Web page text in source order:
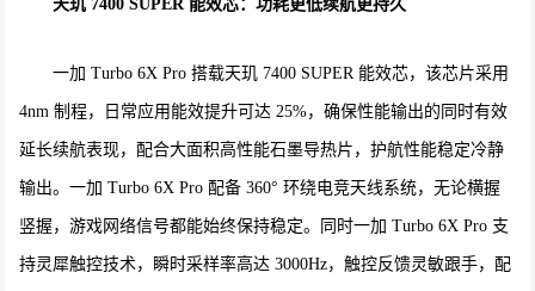
天玑 7400 SUPER 能效芯：功耗更低续航更持久
一加 Turbo 6X Pro 搭载天玑 7400 SUPER 能效芯，该芯片采用
4nm 制程，日常应用能效提升可达 25%，确保性能输出的同时有效
延长续航表现，配合大面积高性能石墨导热片，护航性能稳定冷静
输出。一加 Turbo 6X Pro 配备 360° 环绕电竞天线系统，无论横握
竖握，游戏网络信号都能始终保持稳定。同时一加 Turbo 6X Pro 支
持灵犀触控技术，瞬时采样率高达 3000Hz，触控反馈灵敏跟手，配